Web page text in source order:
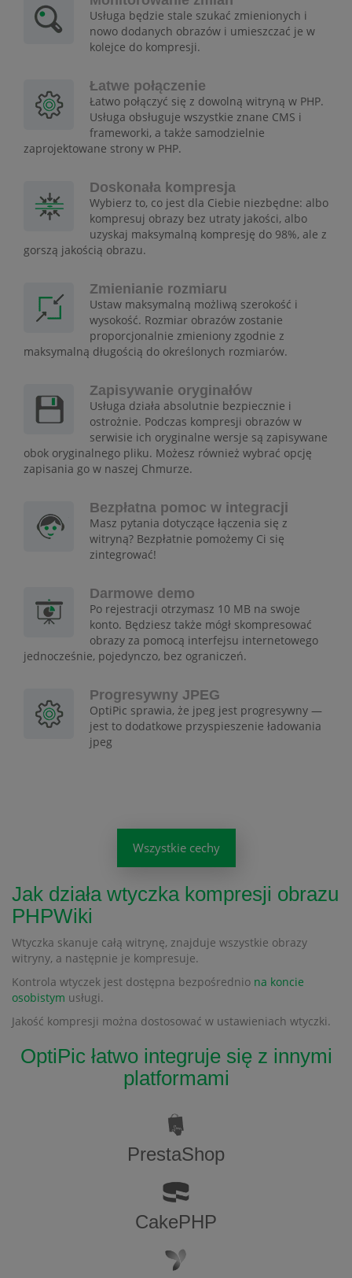
Usługa będzie stale szukać zmienionych i
nowo dodanych obrazów i umieszczać je w
kolejce do kompresji.
Łatwe połączenie
Łatwo połączyć się z dowolną witryną w PHP.
Usługa obsługuje wszystkie znane CMS i
frameworki, a także samodzielnie
zaprojektowane strony w PHP.
Doskonała kompresja
Wybierz to, co jest dla Ciebie niezbędne: albo
kompresuj obrazy bez utraty jakości, albo
uzyskaj maksymalną kompresję do 98%, ale z
gorszą jakością obrazu.
Zmienianie rozmiaru
Ustaw maksymalną możliwą szerokość i
wysokość. Rozmiar obrazów zostanie
proporcjonalnie zmieniony zgodnie z
maksymalną długością do określonych rozmiarów.
Zapisywanie oryginałów
Usługa działa absolutnie bezpiecznie i
ostrożnie. Podczas kompresji obrazów w
serwisie ich oryginalne wersje są zapisywane
obok oryginalnego pliku. Możesz również wybrać opcję
zapisania go w naszej Chmurze.
Bezpłatna pomoc w integracji
Masz pytania dotyczące łączenia się z
witryną? Bezpłatnie pomożemy Ci się
zintegrować!
Darmowe demo
Po rejestracji otrzymasz 10 MB na swoje
konto. Będziesz także mógł skompresować
obrazy za pomocą interfejsu internetowego
jednocześnie, pojedynczo, bez ograniczeń.
Progresywny JPEG
OptiPic sprawia, że jpeg jest progresywny —
jest to dodatkowe przyspieszenie ładowania
jpeg
Wszystkie cechy
Jak działa wtyczka kompresji obrazu
PHPWiki
Wtyczka skanuje całą witrynę, znajduje wszystkie obrazy
witryny, a następnie je kompresuje.
Kontrola wtyczek jest dostępna bezpośrednio na koncie
osobistym usługi.
Jakość kompresji można dostosować w ustawieniach wtyczki.
OptiPic łatwo integruje się z innymi
platformami
PrestaShop
CakePHP